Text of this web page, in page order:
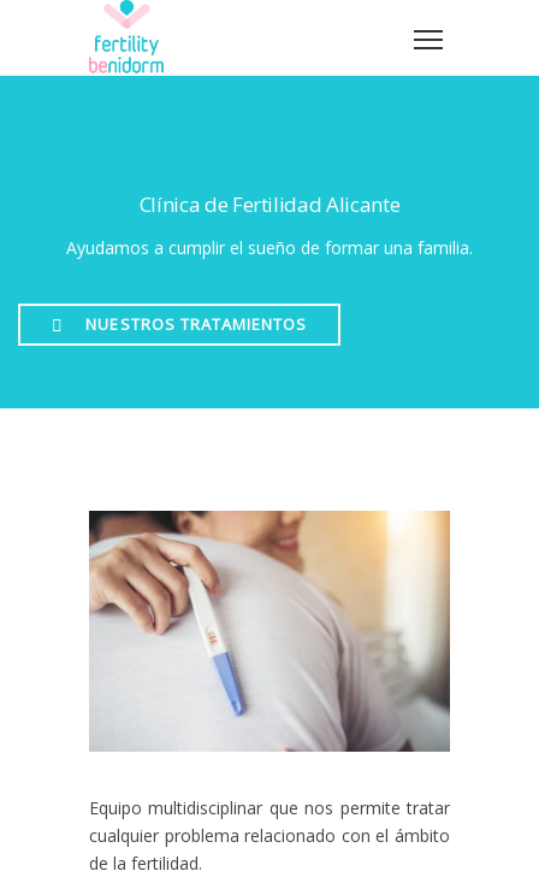
Clínica de Fertilidad Alicante
Ayudamos a cumplir el sueño de formar una familia.
NUESTROS TRATAMIENTOS
Equipo multidisciplinar que nos permite tratar
cualquier problema relacionado con el ámbito
de la fertilidad.